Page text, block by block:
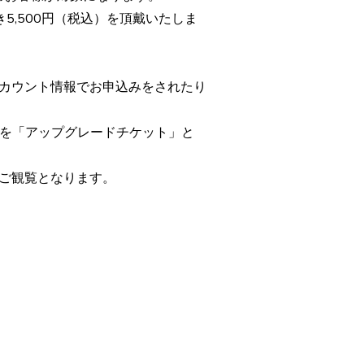
円（税込）を頂戴いたしま
ウント情報でお申込みをされたり
「アップグレードチケット」と
覧となります。